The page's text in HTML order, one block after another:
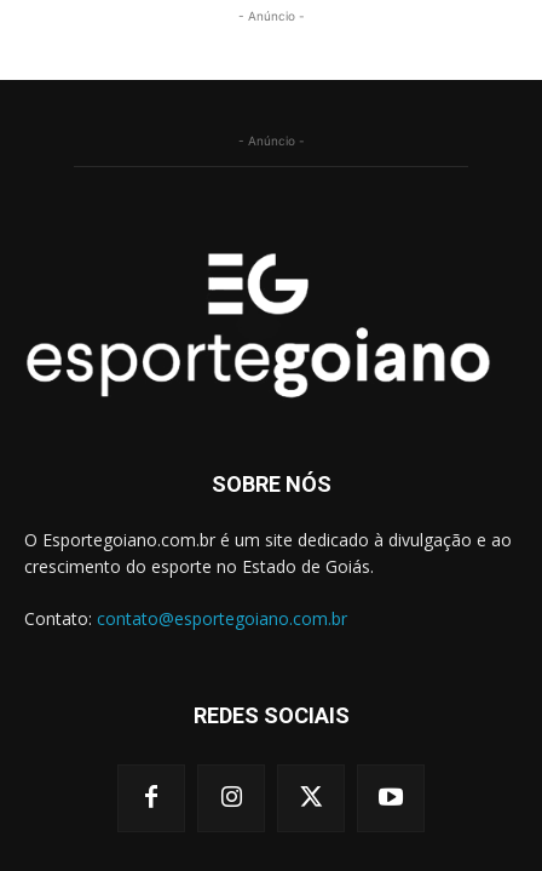
- Anúncio -
- Anúncio -
SOBRE NÓS
O Esportegoiano.com.br é um site dedicado à divulgação e ao
crescimento do esporte no Estado de Goiás.
Contato: contato@esportegoiano.com.br
REDES SOCIAIS